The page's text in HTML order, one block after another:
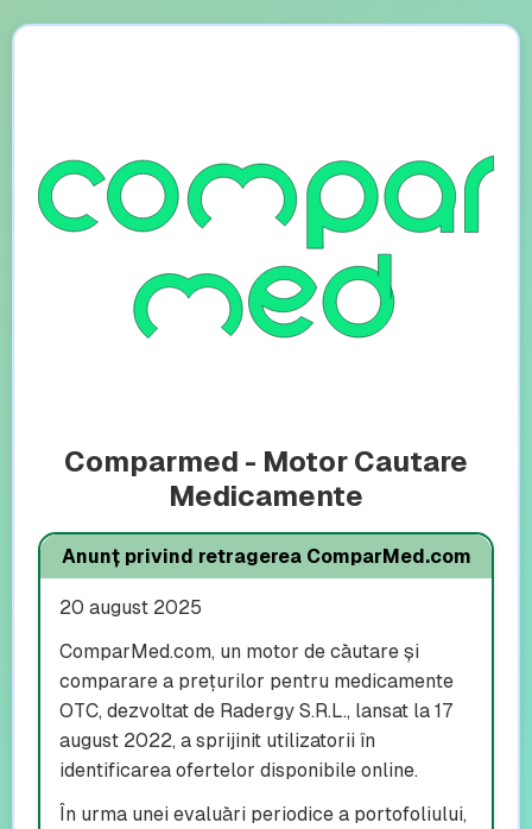
Comparmed - Motor Cautare
Medicamente
Anunț privind retragerea ComparMed.com
20 august 2025
ComparMed.com, un motor de căutare și
comparare a prețurilor pentru medicamente
OTC, dezvoltat de Radergy S.R.L., lansat la 17
august 2022, a sprijinit utilizatorii în
identificarea ofertelor disponibile online.
În urma unei evaluări periodice a portofoliului,